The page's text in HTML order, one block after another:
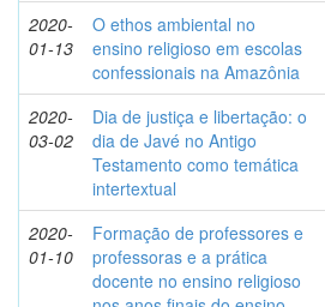
2020-
01-13
O ethos ambiental no
ensino religioso em escolas
confessionais na Amazônia
2020-
03-02
Dia de justiça e libertação: o
dia de Javé no Antigo
Testamento como temática
intertextual
2020-
01-10
Formação de professores e
professoras e a prática
docente no ensino religioso